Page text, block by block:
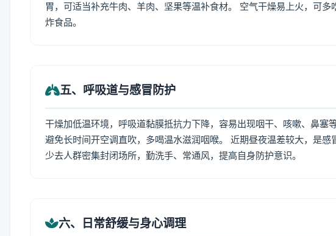
胃，可适当补充牛肉、羊肉、坚果等温补食材。 空气干燥易上火，可
炸食品。
五、呼吸道与感冒防护
干燥加低温环境，呼吸道黏膜抵抗力下降，容易出现咽干、咳嗽、鼻塞
避免长时间开空调直吹，多喝温水滋润咽喉。 近期昼夜温差较大，是感
少去人群密集封闭场所，勤洗手、常通风，提高自身防护意识。
六、日常舒缓与身心调理